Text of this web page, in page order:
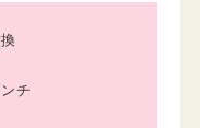
チ